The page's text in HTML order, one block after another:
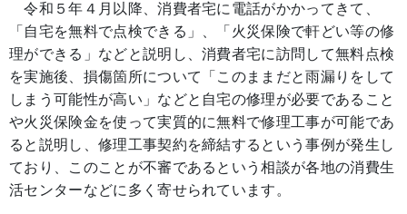
令和５年４月以降、消費者宅に電話がかかってきて、
「自宅を無料で点検できる」、「火災保険で軒どい等の修
理ができる」などと説明し、消費者宅に訪問して無料点検
を実施後、損傷箇所について「このままだと雨漏りをして
しまう可能性が高い」などと自宅の修理が必要であること
や火災保険金を使って実質的に無料で修理工事が可能であ
ると説明し、修理工事契約を締結するという事例が発生し
ており、このことが不審であるという相談が各地の消費生
活センターなどに多く寄せられています。